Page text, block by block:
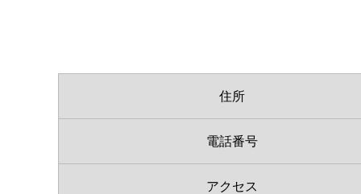
住所
電話番号
アクセス